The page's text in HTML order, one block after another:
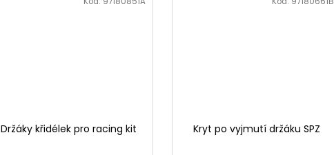
Držáky křidélek pro racing kit Kryt po vyjmutí držáku SPZ